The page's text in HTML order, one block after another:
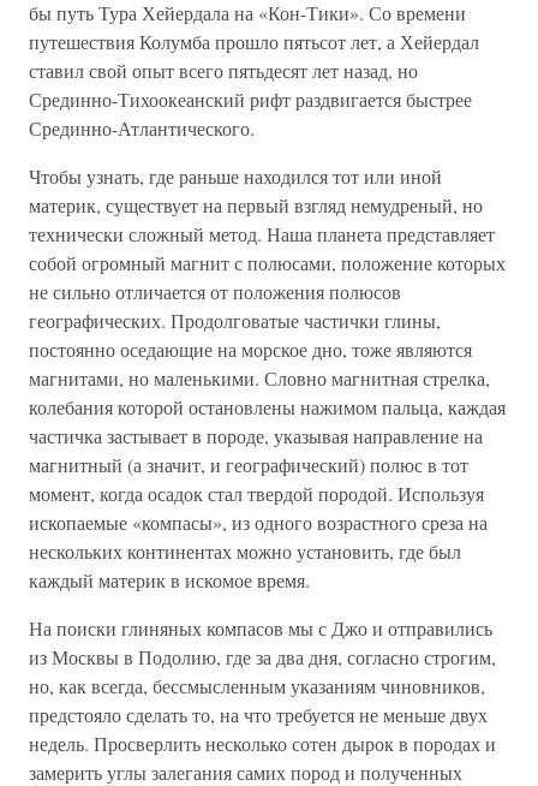
бы путь Тура Хейердала на «Кон-Тики». Со времени
путешествия Колумба прошло пятьсот лет, а Хейердал
ставил свой опыт всего пятьдесят лет назад, но
Срединно-Тихоокеанский рифт раздвигается быстрее
Срединно-Атлантического.
Чтобы узнать, где раньше находился тот или иной
материк, существует на первый взгляд немудреный, но
технически сложный метод. Наша планета представляет
собой огромный магнит с полюсами, положение которых
не сильно отличается от положения полюсов
географических. Продолговатые частички глины,
постоянно оседающие на морское дно, тоже являются
магнитами, но маленькими. Словно магнитная стрелка,
колебания которой остановлены нажимом пальца, каждая
частичка застывает в породе, указывая направление на
магнитный (а значит, и географический) полюс в тот
момент, когда осадок стал твердой породой. Используя
ископаемые «компасы», из одного возрастного среза на
нескольких континентах можно установить, где был
каждый материк в искомое время.
На поиски глиняных компасов мы с Джо и отправились
из Москвы в Подолию, где за два дня, согласно строгим,
но, как всегда, бессмысленным указаниям чиновников,
предстояло сделать то, на что требуется не меньше двух
недель. Просверлить несколько сотен дырок в породах и
замерить углы залегания самих пород и полученных